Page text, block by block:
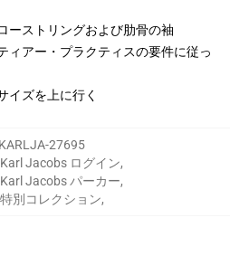
ーストリングおよび肋骨の袖
ィアー・プラクティスの要件に従っ
イズを上に行く
KARLJA-27695
Karl Jacobs ログイン,
Karl Jacobs パーカー,
特別コレクション,